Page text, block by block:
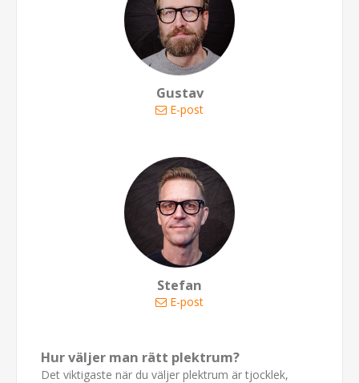
Gustav
E-post
Stefan
E-post
Hur väljer man rätt plektrum?
Det viktigaste när du väljer plektrum är tjocklek,